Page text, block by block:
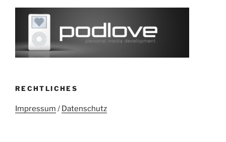
RECHTLICHES
Impressum / Datenschutz